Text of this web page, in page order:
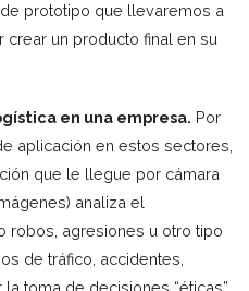
prototipo que llevaremos a
un producto final en su
en una empresa. Por
aplicación en estos sectores,
que le llegue por cámara
analiza el
robos, agresiones u otro tipo
de tráfico, accidentes,